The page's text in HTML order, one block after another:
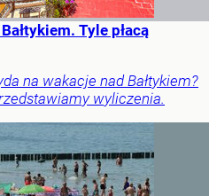
Tyle płacą
na wakacje nad Bałtykiem?
wyliczenia.